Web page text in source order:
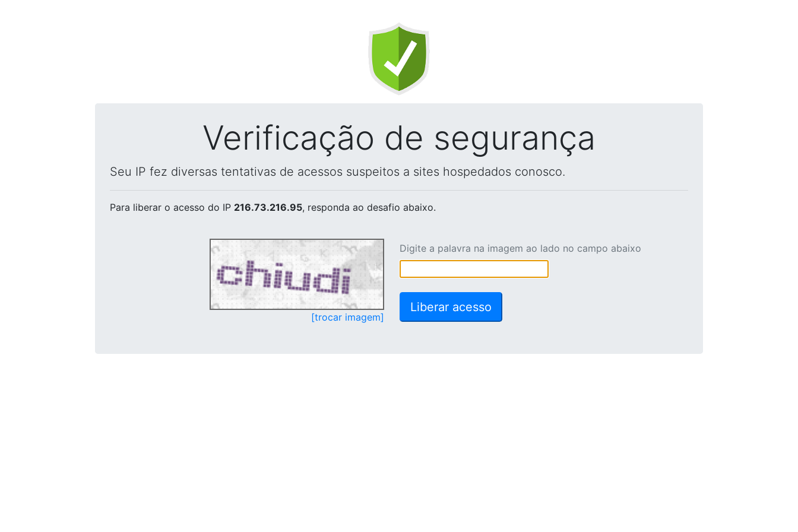
Verificação de segurança
Seu IP fez diversas tentativas de acessos suspeitos a sites hospedados conosco.
Para liberar o acesso do IP 216.73.216.95, responda ao desafio abaixo.
[trocar imagem]
Digite a palavra na imagem ao lado no campo abaixo